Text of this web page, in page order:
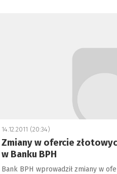
14.12.2011 (20:34)
Zmiany w ofercie
w Banku BPH
Bank BPH wprowadził zmiany w